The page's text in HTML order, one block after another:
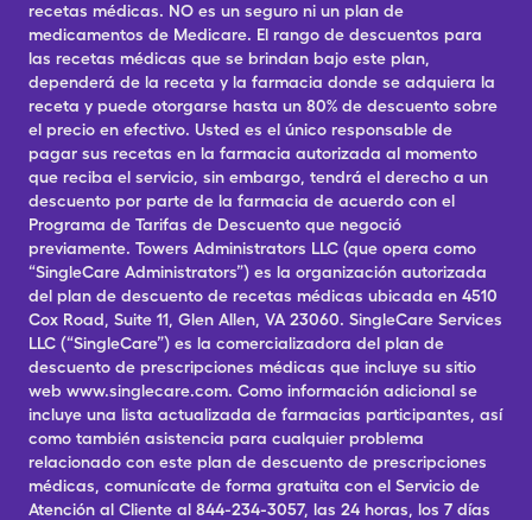
recetas médicas. NO es un seguro ni un plan de
medicamentos de Medicare. El rango de descuentos para
las recetas médicas que se brindan bajo este plan,
dependerá de la receta y la farmacia donde se adquiera la
receta y puede otorgarse hasta un 80% de descuento sobre
el precio en efectivo. Usted es el único responsable de
pagar sus recetas en la farmacia autorizada al momento
que reciba el servicio, sin embargo, tendrá el derecho a un
descuento por parte de la farmacia de acuerdo con el
Programa de Tarifas de Descuento que negoció
previamente. Towers Administrators LLC (que opera como
“SingleCare Administrators”) es la organización autorizada
del plan de descuento de recetas médicas ubicada en 4510
Cox Road, Suite 11, Glen Allen, VA 23060. SingleCare Services
LLC (“SingleCare”) es la comercializadora del plan de
descuento de prescripciones médicas que incluye su sitio
web www.singlecare.com. Como información adicional se
incluye una lista actualizada de farmacias participantes, así
como también asistencia para cualquier problema
relacionado con este plan de descuento de prescripciones
médicas, comunícate de forma gratuita con el Servicio de
Atención al Cliente al 844-234-3057, las 24 horas, los 7 días